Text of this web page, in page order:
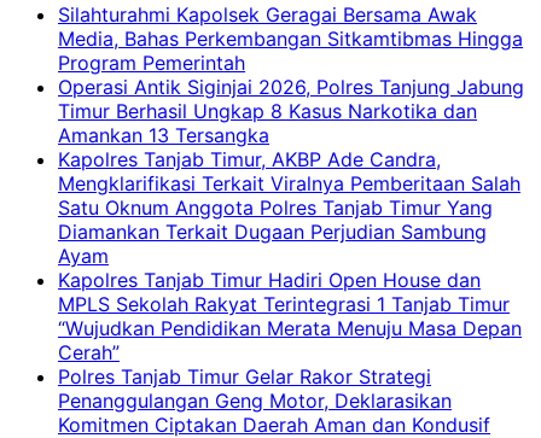
Silahturahmi Kapolsek Geragai Bersama Awak
Media, Bahas Perkembangan Sitkamtibmas Hingga
Program Pemerintah
Operasi Antik Siginjai 2026, Polres Tanjung Jabung
Timur Berhasil Ungkap 8 Kasus Narkotika dan
Amankan 13 Tersangka
Kapolres Tanjab Timur, AKBP Ade Candra,
Mengklarifikasi Terkait Viralnya Pemberitaan Salah
Satu Oknum Anggota Polres Tanjab Timur Yang
Diamankan Terkait Dugaan Perjudian Sambung
Ayam
Kapolres Tanjab Timur Hadiri Open House dan
MPLS Sekolah Rakyat Terintegrasi 1 Tanjab Timur
“Wujudkan Pendidikan Merata Menuju Masa Depan
Cerah”
Polres Tanjab Timur Gelar Rakor Strategi
Penanggulangan Geng Motor, Deklarasikan
Komitmen Ciptakan Daerah Aman dan Kondusif